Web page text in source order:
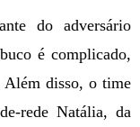
do adversário
é complicado,
Além disso, o time
rede Natália, da